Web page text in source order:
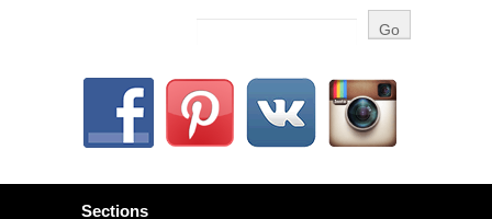
Sections